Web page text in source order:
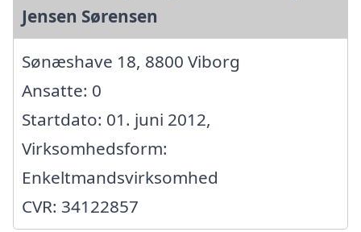
Jensen Sørensen
Sønæshave 18, 8800 Viborg
Ansatte: 0
Startdato: 01. juni 2012,
Virksomhedsform:
Enkeltmandsvirksomhed
CVR: 34122857